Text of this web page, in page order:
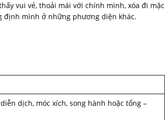
vui vẻ, thoải mái với chính mình, xóa đi mặc
định mình ở những phương diện khác.
dịch, móc xích, song hành hoặc tổng –